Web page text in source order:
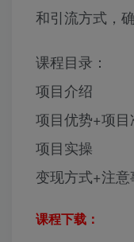
和引流方式，
课程目录：
项目介绍
项目优势+项目
项目实操
变现方式+注意
课程下载：